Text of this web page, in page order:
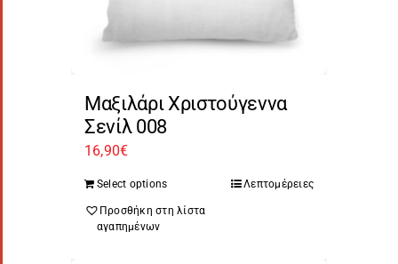
Μαξιλάρι Χριστούγεννα
Σενίλ 008
16,90€
Select options Λεπτομέρειες
Προσθήκη στη λίστα
αγαπημένων